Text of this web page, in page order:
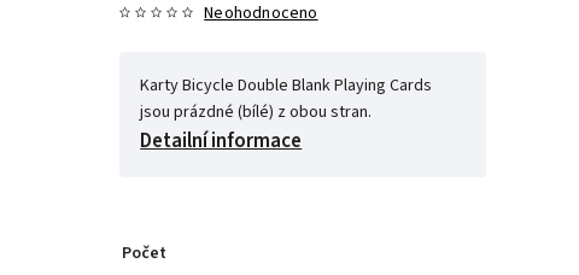
Neohodnoceno
Karty Bicycle Double Blank Playing Cards
jsou prázdné (bílé) z obou stran.
Detailní informace
Počet